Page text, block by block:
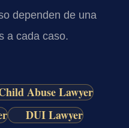
dependen de una
a cada caso.
Abuse Lawyer
DUI Lawyer